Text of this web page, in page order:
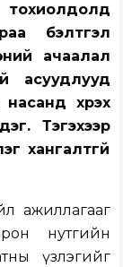
бэлтгэл
ачаалал
асуудлууд
хүрэх
Тэгэхээр
хангалтгүй
ажиллагааг
нутгийн
үзлэгийг